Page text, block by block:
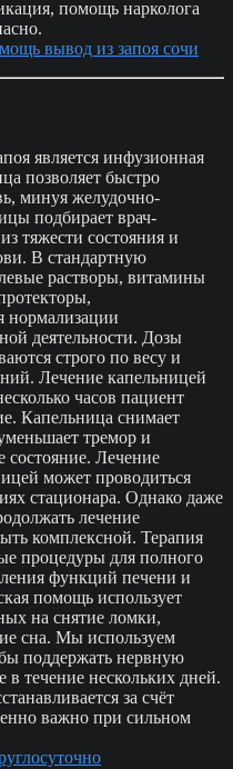
помощь нарколога
вывод из запоя сочи
является инфузионная
позволяет быстро
минуя желудочно-
подбирает врач-
тяжести состояния и
В стандартную
растворы, витамины
нормализации
деятельности. Дозы
строго по весу и
Лечение капельницей
часов пациент
Капельница снимает
тремор и
состояние. Лечение
может проводиться
стационара. Однако даже
лечение
комплексной. Терапия
процедуры для полного
функций печени и
помощь использует
на снятие ломки,
сна. Мы используем
поддержать нервную
в течение нескольких дней.
за счёт
важно при сильном